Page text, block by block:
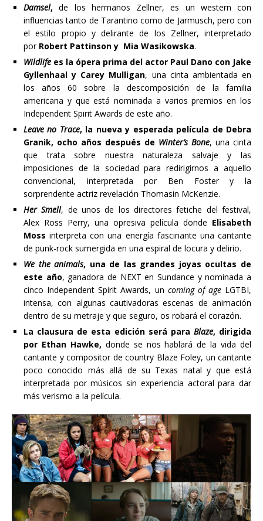
Damsel,de los hermanos Zellner, es un western con
influencias tanto de Tarantino como de Jarmusch, pero con
el estilo propio y delirante de los Zellner, interpretado
por Robert Pattinson y Mia Wasikowska.
Wildlife es la ópera prima del actor Paul Dano con Jake
Gyllenhaal y Carey Mulligan, una cinta ambientada en
los años 60 sobre la descomposición de la familia
americana y que está nominada a varios premios en los
Independent Spirit Awards de este año.
Leave no Trace, la nueva y esperada película de Debra
Granik, ocho años después de Winter’s Bone, una cinta
que trata sobre nuestra naturaleza salvaje y las
imposiciones de la sociedad para redirigirnos a aquello
convencional, interpretada por Ben Foster y la
sorprendente actriz revelación Thomasin McKenzie.
Her Smell, de unos de los directores fetiche del festival,
Alex Ross Perry, una opresiva película donde Elisabeth
Moss interpreta con una energía fascinante una cantante
de punk-rock sumergida en una espiral de locura y delirio.
We the animals, una de las grandes joyas ocultas de
este año, ganadora de NEXT en Sundance y nominada a
cinco Independent Spirit Awards, un coming of ageLGTBI,
intensa, con algunas cautivadoras escenas de animación
dentro de su metraje y que seguro, os robará el corazón.
La clausura de esta edición será para Blaze, dirigida
por Ethan Hawke, donde se nos hablará de la vida del
cantante y compositor de country Blaze Foley, un cantante
poco conocido más allá de su Texas natal y que está
interpretada por músicos sin experiencia actoral para dar
más verismo a la película.